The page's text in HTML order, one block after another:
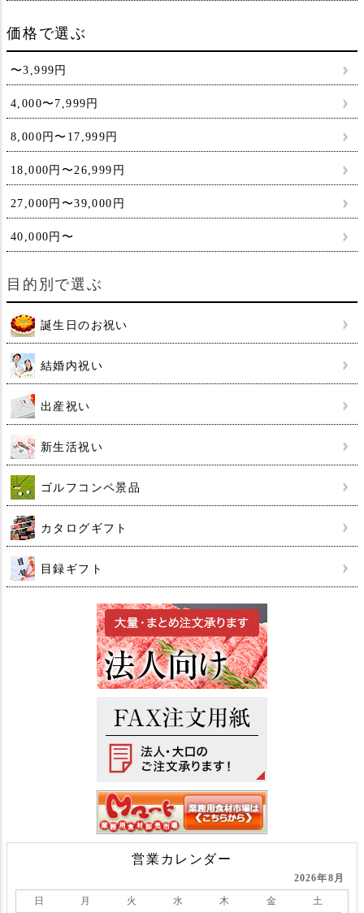
価格で選ぶ
〜3,999円
4,000〜7,999円
8,000円〜17,999円
18,000円〜26,999円
27,000円〜39,000円
40,000円〜
目的別で選ぶ
誕生日のお祝い
結婚内祝い
出産祝い
新生活祝い
ゴルフコンペ景品
カタログギフト
目録ギフト
営業カレンダー
2026年8月
日 月 火 水 木 金 土